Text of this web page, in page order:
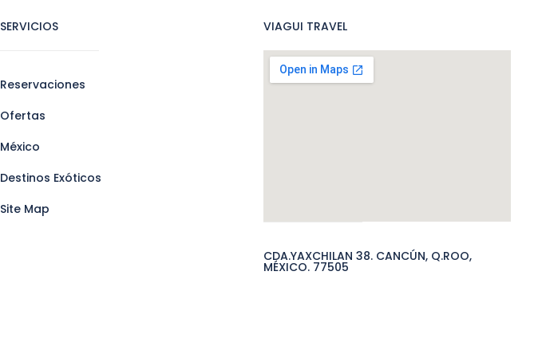
SERVICIOS
Reservaciones
Ofertas
México
Destinos Exóticos
Site Map
VIAGUI TRAVEL
CDA.YAXCHILAN 38. CANCÚN, Q.ROO,
MÉXICO. 77505